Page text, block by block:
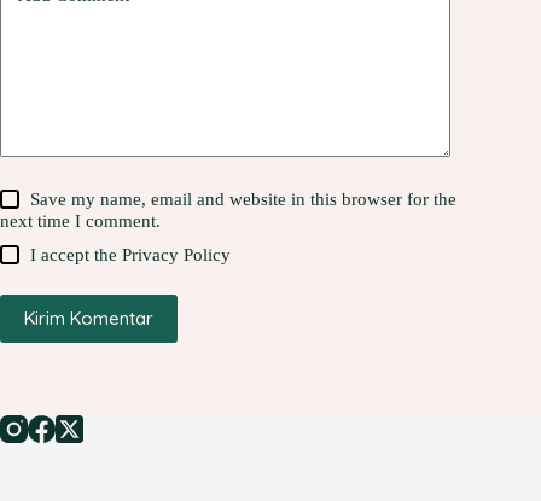
Save my name, email and website in this browser for the
next time I comment.
I accept thePrivacy Policy
Kirim Komentar